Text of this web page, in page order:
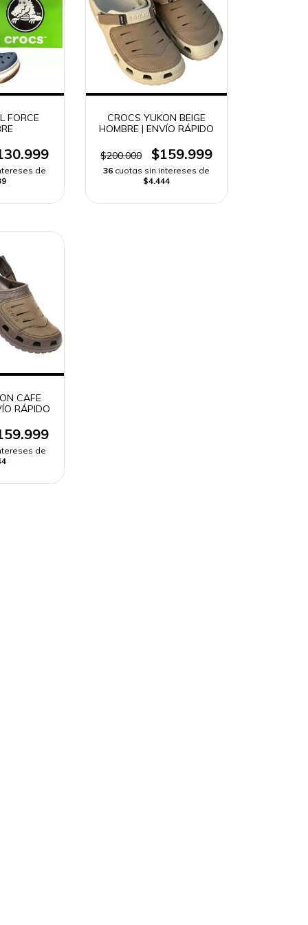
FORCE
de
CROCS YUKON BEIGE
HOMBRE | ENVÍO RÁPIDO
$200.000 $159.999
36 cuotas sin intereses de
$4.444
CAFE
RÁPIDO
de